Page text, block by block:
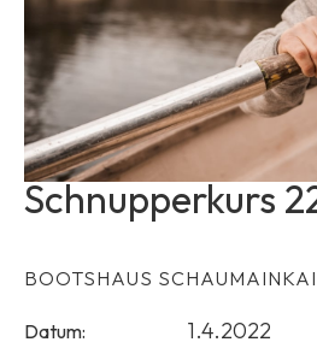
Schnupperkurs
BOOTSHAUS SCHAUMAINKAI
Datum: 1.4.2022